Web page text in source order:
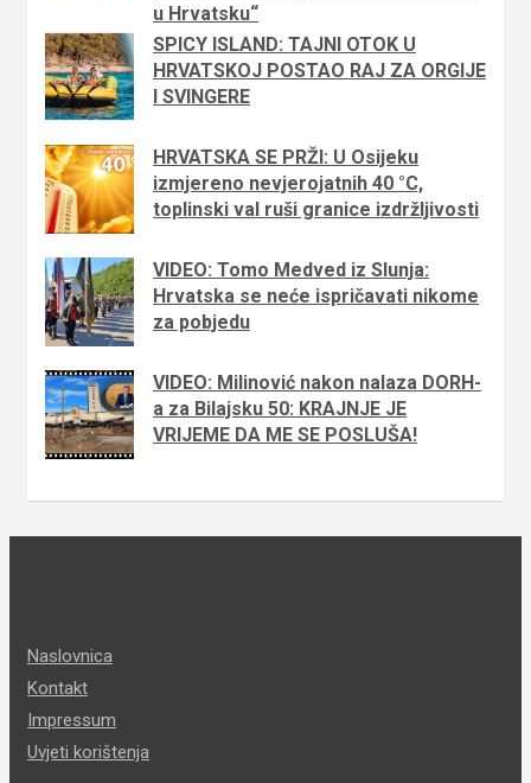
u Hrvatsku“
SPICY ISLAND: TAJNI OTOK U
HRVATSKOJ POSTAO RAJ ZA ORGIJE
I SVINGERE
HRVATSKA SE PRŽI: U Osijeku
izmjereno nevjerojatnih 40 °C,
toplinski val ruši granice izdržljivosti
VIDEO: Tomo Medved iz Slunja:
Hrvatska se neće ispričavati nikome
za pobjedu
VIDEO: Milinović nakon nalaza DORH-
a za Bilajsku 50: KRAJNJE JE
VRIJEME DA ME SE POSLUŠA!
Naslovnica
Kontakt
Impressum
Uvjeti korištenja